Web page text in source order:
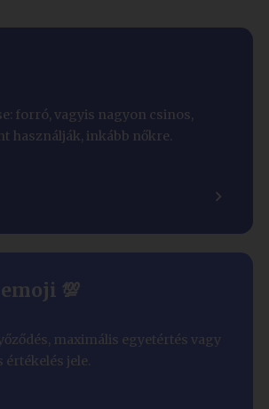
forró, vagyis nagyon csinos,
használják, inkább nőkre.
💯
maximális egyetértés vagy
jele.